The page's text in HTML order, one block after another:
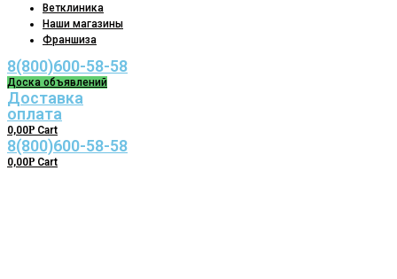
Ветклиника
Наши магазины
Франшиза
8(800)600-58-58
Доска объявлений
Доставка
оплата
0,00Р Cart
8(800)600-58-58
0,00Р Cart